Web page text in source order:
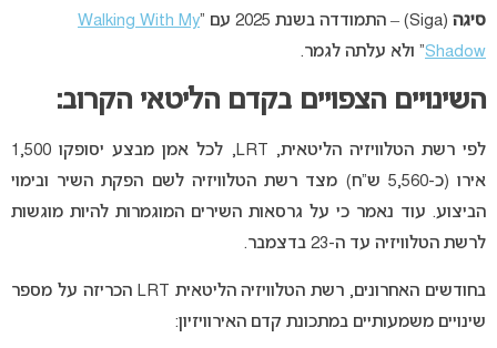
סיגה (Siga) – התמודדה בשנת 2025 עם “
Walking With My
Shadow” ולא עלתה לגמר.
השינויים הצפויים בקדם הליטאי הקרוב:
לפי רשת הטלוויזיה הליטאית, LRT, לכל אמן מבצע יסופקו 1,500
אירו (כ-5,560 ש”ח) מצד רשת הטלוויזיה לשם הפקת השיר ובימוי
הביצוע. עוד נאמר כי על גרסאות השירים המוגמרות להיות מוגשות
לרשת הטלוויזיה עד ה-23 בדצמבר.
בחודשים האחרונים, רשת הטלוויזיה הליטאית LRT הכריזה על מספר
שינויים משמעותיים במתכונת קדם האירוויזיון: